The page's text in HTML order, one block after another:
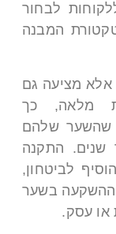
לבחור
המבנה
מציעה גם
מלאה, כך
שהשער שלהם
שנים. התקנה
לביטחון,
ההשקעה בשער
או עסק.